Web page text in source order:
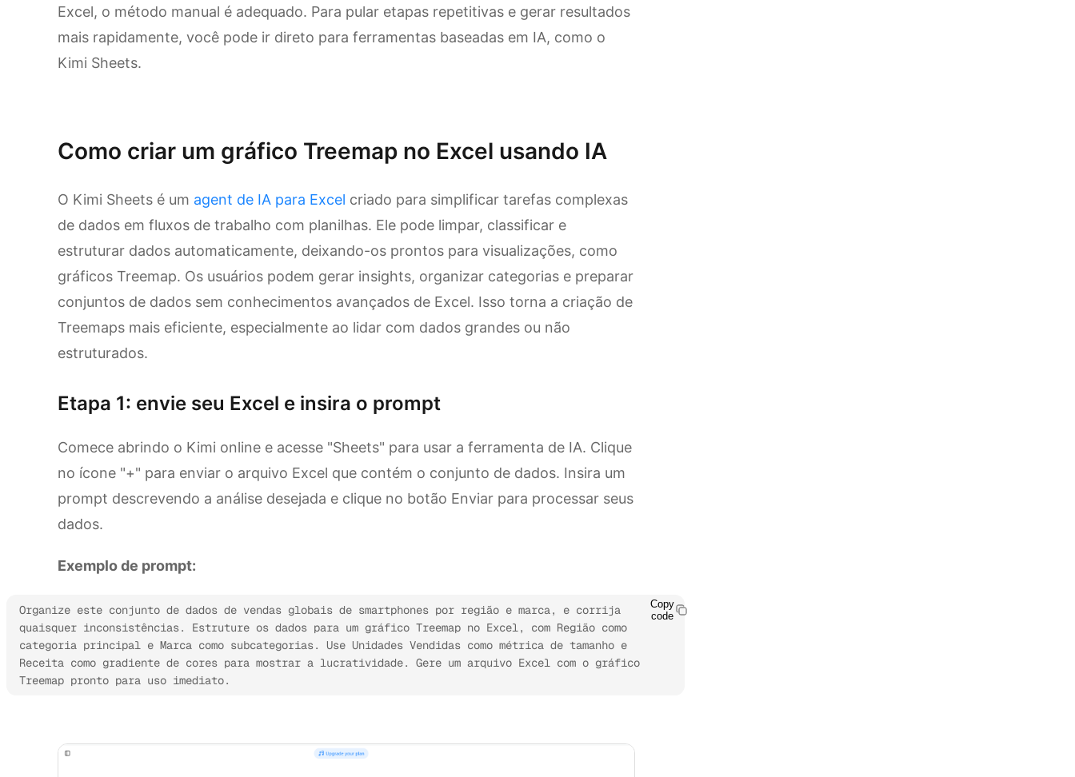
Excel, o método manual é adequado. Para pular etapas repetitivas e gerar resultados
mais rapidamente, você pode ir direto para ferramentas baseadas em IA, como o
Kimi Sheets.
Como criar um gráfico Treemap no Excel usando IA
O Kimi Sheets é um agent de IA para Excel criado para simplificar tarefas complexas
de dados em fluxos de trabalho com planilhas. Ele pode limpar, classificar e
estruturar dados automaticamente, deixando-os prontos para visualizações, como
gráficos Treemap. Os usuários podem gerar insights, organizar categorias e preparar
conjuntos de dados sem conhecimentos avançados de Excel. Isso torna a criação de
Treemaps mais eficiente, especialmente ao lidar com dados grandes ou não
estruturados.
Etapa 1: envie seu Excel e insira o prompt
Comece abrindo o Kimi online e acesse "Sheets" para usar a ferramenta de IA. Clique
no ícone "+" para enviar o arquivo Excel que contém o conjunto de dados. Insira um
prompt descrevendo a análise desejada e clique no botão Enviar para processar seus
dados.
Exemplo de prompt:
Organize este conjunto de dados de vendas globais de smartphones por região e marca, e corrija
quaisquer inconsistências. Estruture os dados para um gráfico Treemap no Excel, com Região como
categoria principal e Marca como subcategorias. Use Unidades Vendidas como métrica de tamanho e
Receita como gradiente de cores para mostrar a lucratividade. Gere um arquivo Excel com o gráfico
Treemap pronto para uso imediato.
Copy
code